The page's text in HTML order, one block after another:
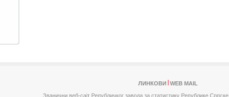
ЛИНКОВИ
WEB MAIL
Званични веб-сајт Републичког завода за статистику Републике Српске,